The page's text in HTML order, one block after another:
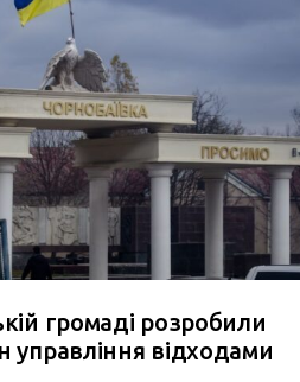
громаді розробили
управління відходами